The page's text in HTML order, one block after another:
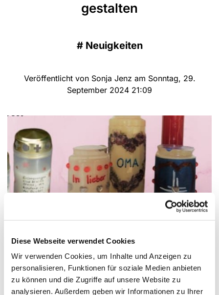
Diese Webseite verwendet Cookies
Wir verwenden Cookies, um Inhalte und Anzeigen zu
personalisieren, Funktionen für soziale Medien anbieten
zu können und die Zugriffe auf unsere Website zu
analysieren. Außerdem geben wir Informationen zu Ihrer
gestalten
# Neuigkeiten
Veröffentlicht von Sonja Jenz am Sonntag, 29.
September 2024 21:09
Einladung zum Kerzen gestalten
Die evangelische Jugend Verl lädt gemeinsam mit
dem Malteser Hilfsdienst Rietberg alle kreativen